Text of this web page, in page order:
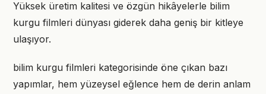
Yüksek üretim kalitesi ve özgün hikâyelerle bilim
kurgu filmleri dünyası giderek daha geniş bir kitleye
ulaşıyor.
bilim kurgu filmleri kategorisinde öne çıkan bazı
yapımlar, hem yüzeysel eğlence hem de derin anlam